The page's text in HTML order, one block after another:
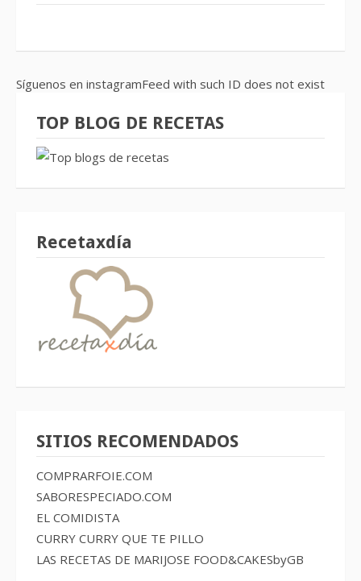
Síguenos en instagramFeed with such ID does not exist
TOP BLOG DE RECETAS
Recetaxdía
SITIOS RECOMENDADOS
COMPRARFOIE.COM
SABORESPECIADO.COM
EL COMIDISTA
CURRY CURRY QUE TE PILLO
LAS RECETAS DE MARIJOSE FOOD&CAKESbyGB